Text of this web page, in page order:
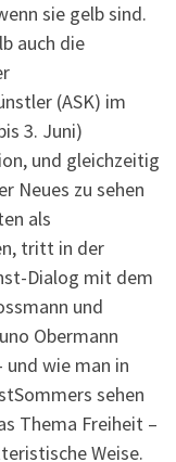
sie gelb sind.
auch die
(ASK) im
3. Juni)
und gleichzeitig
Neues zu sehen
als
tritt in der
Dialog mit dem
und
Obermann
wie man in
sehen
Thema Freiheit –
Weise.